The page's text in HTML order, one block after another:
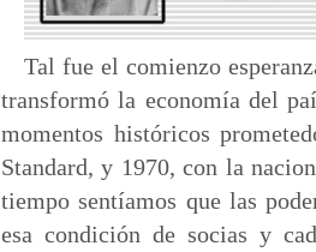
Tal fue el comienzo
transformó la economía del
momentos históricos
Standard, y 1970, con la
tiempo sentíamos que las
esa condición de socias y